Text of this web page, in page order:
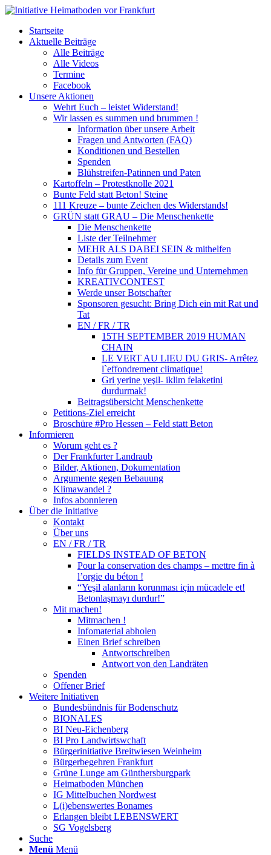
Startseite
Aktuelle Beiträge
Alle Beiträge
Alle Videos
Termine
Facebook
Unsere Aktionen
Wehrt Euch – leistet Widerstand!
Wir lassen es summen und brummen !
Information über unsere Arbeit
Fragen und Antworten (FAQ)
Konditionen und Bestellen
Spenden
Blühstreifen-Patinnen und Paten
Kartoffeln – Protestknolle 2021
Bunte Feld statt Beton! Steine
111 Kreuze – bunte Zeichen des Widerstands!
GRÜN statt GRAU – Die Menschenkette
Die Menschenkette
Liste der Teilnehmer
MEHR ALS DABEI SEIN & mithelfen
Details zum Event
Info für Gruppen, Vereine und Unternehmen
KREATIVCONTEST
Werde unser Botschafter
Sponsoren gesucht: Bring Dich ein mit Rat und
Tat
EN / FR / TR
15TH SEPTEMBER 2019 HUMAN
CHAIN
LE VERT AU LIEU DU GRIS- Arrêtez
l`effondrement climatique!
Gri yerine yeşil- iklim felaketini
durdurmak!
Beitragsübersicht Menschenkette
Petitions-Ziel erreicht
Broschüre #Pro Hessen – Feld statt Beton
Informieren
Worum geht es ?
Der Frankfurter Landraub
Bilder, Aktionen, Dokumentation
Argumente gegen Bebauung
Klimawandel ?
Infos abonnieren
Über die Initiative
Kontakt
Über uns
EN / FR / TR
FIELDS INSTEAD OF BETON
Pour la conservation des champs – mettre fin à
l’orgie du béton !
“Yeşil alanların korunması için mücadele et!
Betonlaşmayı durdur!”
Mit machen!
Mitmachen !
Infomaterial abholen
Einen Brief schreiben
Antwortschreiben
Antwort von den Landräten
Spenden
Offener Brief
Weitere Initiativen
Bundesbündnis für Bodenschutz
BIONALES
BI Neu-Eichenberg
BI Pro Landwirtswchaft
Bürgerinitiative Breitwiesen Weinheim
Bürgerbegehren Frankfurt
Grüne Lunge am Günthersburgpark
Heimatboden München
IG Mittelbuchen Nordwest
L(i)ebenswertes Bonames
Erlangen bleibt LEBENSWERT
SG Vogelsberg
Suche
Menü Menü